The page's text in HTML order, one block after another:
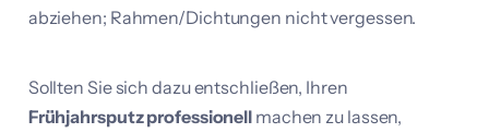
abziehen; Rahmen/Dichtungen nicht vergessen.
Sollten Sie sich dazu entschließen, Ihren
Frühjahrsputz professionell machen zu lassen,